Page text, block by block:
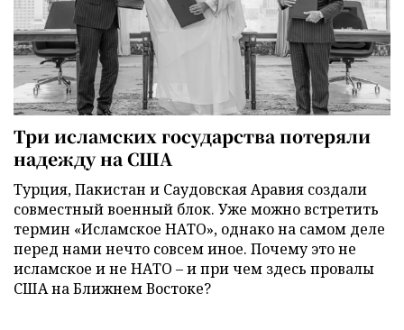
Три исламских государства потеряли
надежду на США
Турция, Пакистан и Саудовская Аравия создали
совместный военный блок. Уже можно встретить
термин «Исламское НАТО», однако на самом деле
перед нами нечто совсем иное. Почему это не
исламское и не НАТО – и при чем здесь провалы
США на Ближнем Востоке?